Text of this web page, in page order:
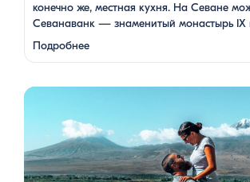
конечно же, местная кухня. На Севане
Севанаванк — знаменитый монастырь IX
расположенный на полуострове, а также
который менее известен, но не менее …
Подробнее
Армения — это страна, где каждый найдет
удивительное гостеприимство. Но что, если
путешествие вдвоем? Мы подготовили туры,
подойдут для всех случаев — будь вы
родителями с детьми, молодой парой или